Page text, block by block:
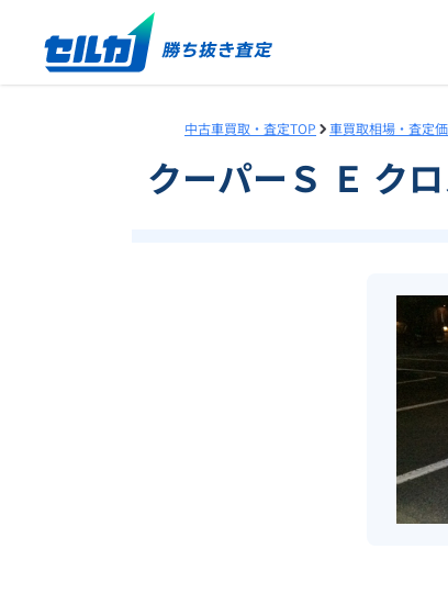
中古車買取・査定TOP 車買取相場・査定
クーパーＳ Ｅ ク